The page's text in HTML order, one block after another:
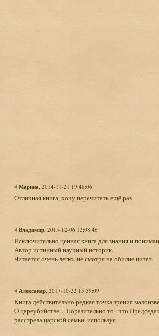
√ Марина, 2014-11-21 19:48:06
Отличная книга, хочу перечитать ещё раз
√ Владимир, 2015-12-06 12:08:46
Исключительно ценная книга для знания и
Автор истинный научный историк.
Читается очень легко, не смотря на обилие цитат.
√ Александр, 2017-10-22 15:59:09
Книга действительно редкая точка зрения
О цареубийстве".. Поразительно то . что
расстрела царской семьи. используя